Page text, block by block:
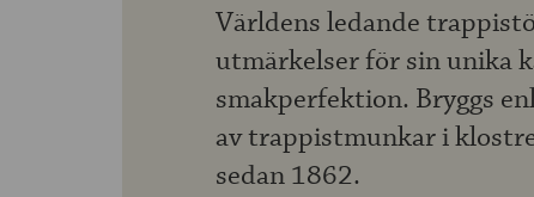
Världens ledande
utmärkelser för sin unika
smakperfektion. Bryggs
av trappistmunkar i
sedan 1862.